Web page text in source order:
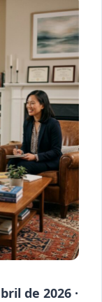
de 2026 ·